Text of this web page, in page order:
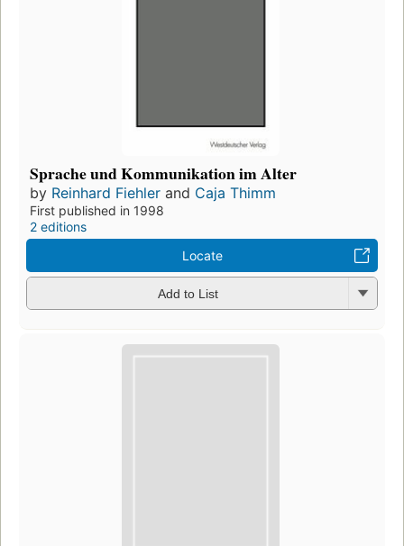
Sprache und Kommunikation im Alter
by Reinhard Fiehler and Caja Thimm
First published in 1998
2 editions
Locate
Add to List